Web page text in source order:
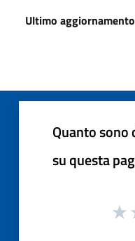
Ultimo aggiornamento
Quanto
su questa